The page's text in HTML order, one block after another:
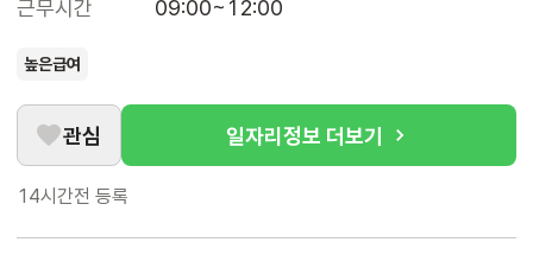
근무시간
09:00~12:00
높은급여
관심 일자리정보 더보기
14시간전 등록